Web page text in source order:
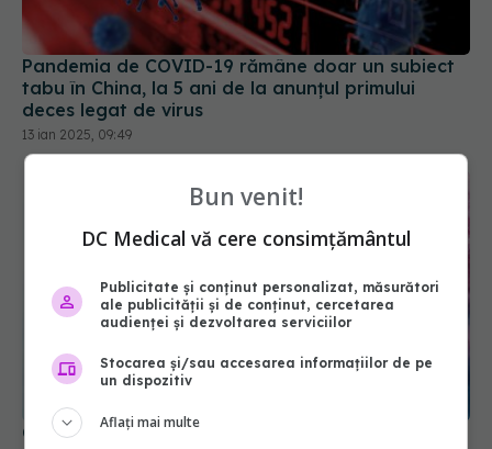
Pandemia de COVID-19 rămâne doar un subiect
tabu în China, la 5 ani de la anunțul primului
deces legat de virus
13 ian 2025, 09:49
Conexiune surprinzătoare între COVID-19 și
regresia cancerului. COVID activează celulele
anti-cancer
Bun venit!
DC Medical vă cere consimțământul
Publicitate și conținut personalizat, măsurători
ale publicității și de conținut, cercetarea
audienței și dezvoltarea serviciilor
Stocarea și/sau accesarea informațiilor de pe
un dispozitiv
Aflați mai multe